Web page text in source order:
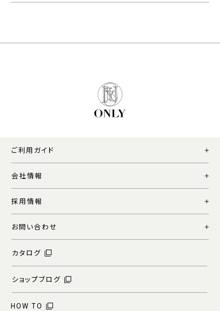
ご利用ガイド
会社情報
採用情報
お問い合わせ
カタログ
ショップブログ
HOW TO